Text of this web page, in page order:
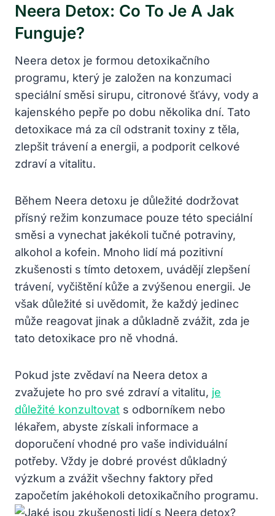
Neera Detox: Co To Je A Jak
Funguje?
Neera detox je formou detoxikačního
programu, který je založen na konzumaci
speciální směsi sirupu, citronové šťávy, vody a
kajenského pepře po dobu několika dní. Tato
detoxikace má za cíl odstranit toxiny z těla,
zlepšit trávení a energii, a podporit celkové
zdraví a vitalitu.
Během Neera detoxu je důležité dodržovat
přísný režim konzumace pouze této speciální
směsi a vynechat jakékoli tučné potraviny,
alkohol a kofein. Mnoho lidí má pozitivní
zkušenosti s tímto detoxem, uvádějí zlepšení
trávení, vyčištění kůže a zvýšenou energii. Je
však důležité si uvědomit, že každý jedinec
může reagovat jinak a důkladně zvážit, zda je
tato detoxikace pro ně vhodná.
Pokud jste zvědaví na Neera detox a
zvažujete ho pro své zdraví a vitalitu, je
důležité konzultovat s odborníkem nebo
lékařem, abyste získali informace a
doporučení vhodné pro vaše individuální
potřeby. Vždy je dobré provést důkladný
výzkum a zvážit všechny faktory před
započetím jakéhokoli detoxikačního programu.